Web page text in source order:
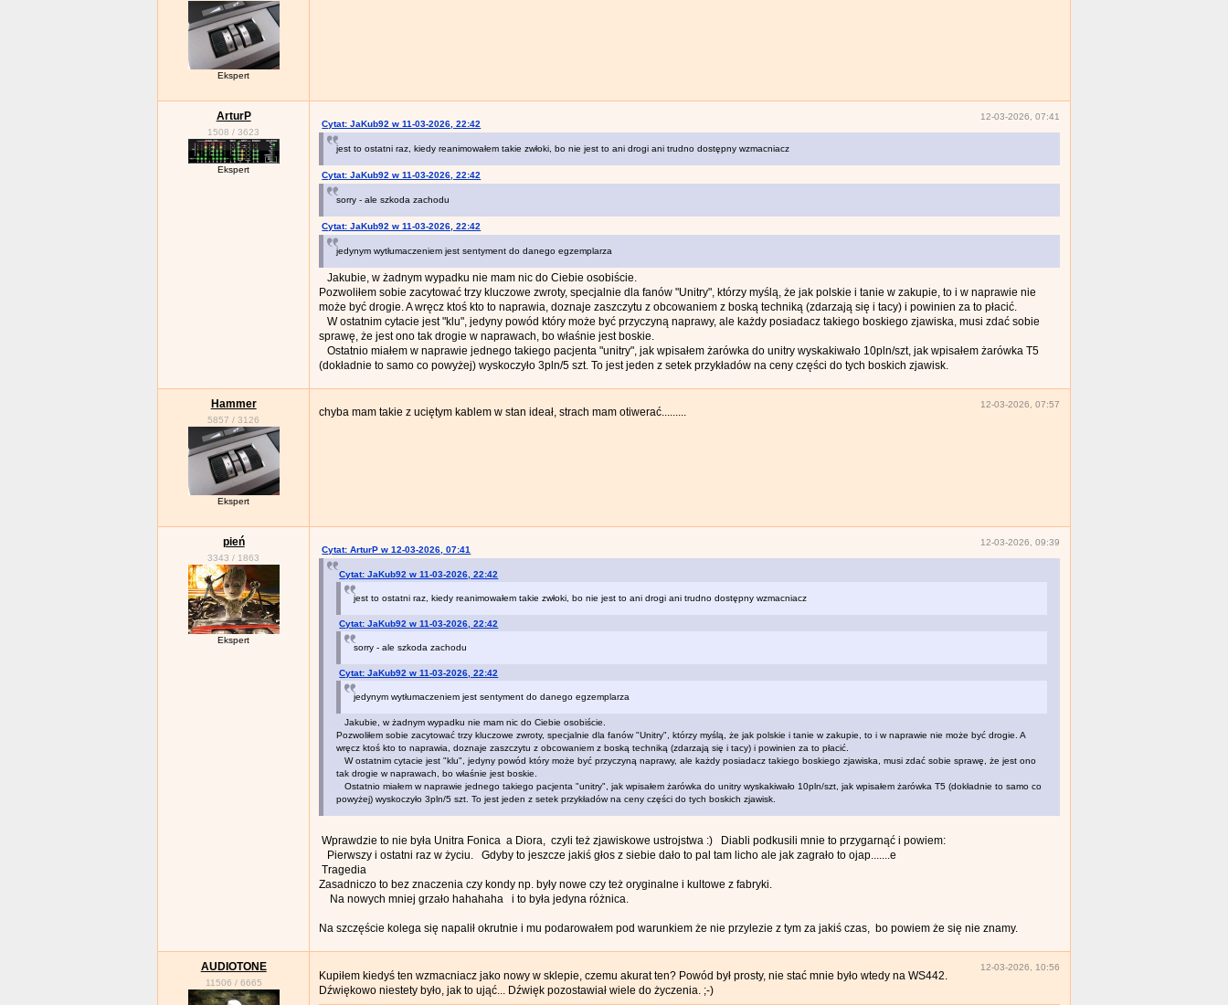
Ekspert
ArturP
1508 /3623
Ekspert
12-03-2026, 07:41
Cytat: JaKub92 w 11-03-2026, 22:42
jest to ostatni raz, kiedy reanimowałem takie zwłoki, bo nie jest to ani drogi ani trudno dostępny wzmacniacz
Cytat: JaKub92 w 11-03-2026, 22:42
sorry - ale szkoda zachodu
Cytat: JaKub92 w 11-03-2026, 22:42
jedynym wytłumaczeniem jest sentyment do danego egzemplarza
Jakubie, w żadnym wypadku nie mam nic do Ciebie osobiście.
Pozwoliłem sobie zacytować trzy kluczowe zwroty, specjalnie dla fanów "Unitry", którzy myślą, że jak polskie i tanie w zakupie, to i w naprawie nie
może być drogie. A wręcz ktoś kto to naprawia, doznaje zaszczytu z obcowaniem z boską techniką (zdarzają się i tacy) i powinien za to płacić.
W ostatnim cytacie jest "klu", jedyny powód który może być przyczyną naprawy, ale każdy posiadacz takiego boskiego zjawiska, musi zdać sobie
sprawę, że jest ono tak drogie w naprawach, bo właśnie jest boskie.
Ostatnio miałem w naprawie jednego takiego pacjenta "unitry", jak wpisałem żarówka do unitry wyskakiwało 10pln/szt, jak wpisałem żarówka T5
(dokładnie to samo co powyżej) wyskoczyło 3pln/5 szt. To jest jeden z setek przykładów na ceny części do tych boskich zjawisk.
Hammer
5857 /3126
Ekspert
12-03-2026, 07:57
chyba mam takie z uciętym kablem w stan ideał, strach mam otiwerać.........
pień
3343 / 1863
Ekspert
12-03-2026, 09:39
Cytat: ArturP w 12-03-2026, 07:41
Cytat: JaKub92 w 11-03-2026, 22:42
jest to ostatni raz, kiedy reanimowałem takie zwłoki, bo nie jest to ani drogi ani trudno dostępny wzmacniacz
Cytat: JaKub92 w 11-03-2026, 22:42
sorry - ale szkoda zachodu
Cytat: JaKub92 w 11-03-2026, 22:42
jedynym wytłumaczeniem jest sentyment do danego egzemplarza
Jakubie, w żadnym wypadku nie mam nic do Ciebie osobiście.
Pozwoliłem sobie zacytować trzy kluczowe zwroty, specjalnie dla fanów "Unitry", którzy myślą, że jak polskie i tanie w zakupie, to i w naprawie nie może być drogie. A
wręcz ktoś kto to naprawia, doznaje zaszczytu z obcowaniem z boską techniką (zdarzają się i tacy) i powinien za to płacić.
W ostatnim cytacie jest "klu", jedyny powód który może być przyczyną naprawy, ale każdy posiadacz takiego boskiego zjawiska, musi zdać sobie sprawę, że jest ono
tak drogie w naprawach, bo właśnie jest boskie.
Ostatnio miałem w naprawie jednego takiego pacjenta "unitry", jak wpisałem żarówka do unitry wyskakiwało 10pln/szt, jak wpisałem żarówka T5 (dokładnie to samo co
powyżej) wyskoczyło 3pln/5 szt. To jest jeden z setek przykładów na ceny części do tych boskich zjawisk.
Wprawdzie to nie była Unitra Fonica a Diora, czyli też zjawiskowe ustrojstwa :) Diabli podkusili mnie to przygarnąć i powiem:
Pierwszy i ostatni raz w życiu. Gdyby to jeszcze jakiś głos z siebie dało to pal tam licho ale jak zagrało to ojap.......e
Tragedia
Zasadniczo to bez znaczenia czy kondy np. były nowe czy też oryginalne i kultowe z fabryki.
Na nowych mniej grzało hahahaha i to była jedyna różnica.
Na szczęście kolega się napalił okrutnie i mu podarowałem pod warunkiem że nie przylezie z tym za jakiś czas, bo powiem że się nie znamy.
AUDIOTONE
11506 / 6665
12-03-2026, 10:56
Kupiłem kiedyś ten wzmacniacz jako nowy w sklepie, czemu akurat ten? Powód był prosty, nie stać mnie było wtedy na WS442.
Dźwiękowo niestety było, jak to ująć... Dźwięk pozostawiał wiele do życzenia. ;-)